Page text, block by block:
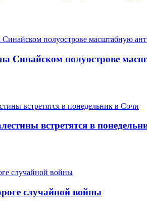
Синайском полуострове
встретятся в
случайной войны